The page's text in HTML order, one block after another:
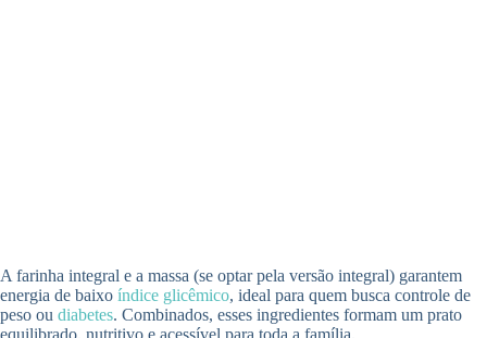
A farinha integral e a massa (se optar pela versão integral) garantem
energia de baixo índice glicêmico, ideal para quem busca controle de
peso ou diabetes. Combinados, esses ingredientes formam um prato
equilibrado, nutritivo e acessível para toda a família.